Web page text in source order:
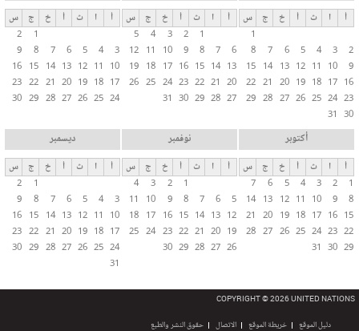
أ ا ث أ خ ج
س
1
2
3
4
5
6
7
8
9
10
11
12
13
14
15
16
17
18
19
20
21
22
23
24
25
26
27
28
29
30
31
أ ا ث أ خ ج
س
1
2
3
4
5
6
7
8
9
10
11
12
13
14
15
16
17
18
19
20
21
22
23
24
25
26
27
28
29
30
31
أ ا ث أ خ ج
س
1
2
3
4
5
6
7
8
9
10
11
12
13
14
15
16
17
18
19
20
21
22
23
24
25
26
27
28
29
30
أكتوبر
أ ا ث أ خ ج
س
1
2
3
4
5
6
7
8
9
10
11
12
13
14
15
16
17
18
19
20
21
22
23
24
25
26
27
28
29
30
31
نوفمبر
أ ا ث أ خ ج
س
1
2
3
4
5
6
7
8
9
10
11
12
13
14
15
16
17
18
19
20
21
22
23
24
25
26
27
28
29
30
ديسمبر
أ ا ث أ خ ج
س
1
2
3
4
5
6
7
8
9
10
11
12
13
14
15
16
17
18
19
20
21
22
23
24
25
26
27
28
29
30
31
COPYRIGHT © 2026 UNITED NATIONS
دليل الموقع خريطة الموقع الاتصال حقوق النشر والطبع